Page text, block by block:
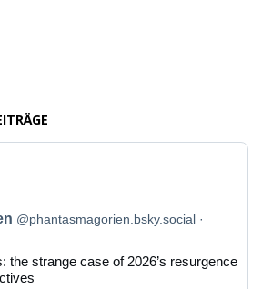
@phantasmagorien.bsky.social
the strange case of 2026’s resurgence